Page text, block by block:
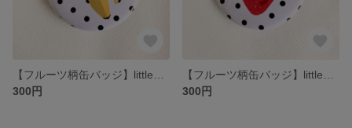
300円
300円